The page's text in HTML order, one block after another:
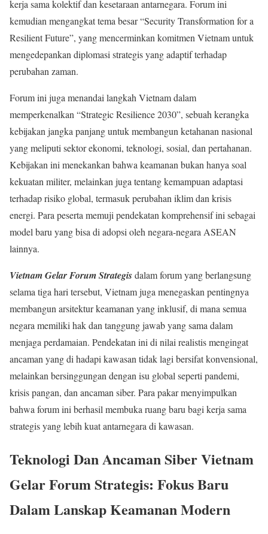
kerja sama kolektif dan kesetaraan antarnegara. Forum ini
kemudian mengangkat tema besar “Security Transformation for a
Resilient Future”, yang mencerminkan komitmen Vietnam untuk
mengedepankan diplomasi strategis yang adaptif terhadap
perubahan zaman.
Forum ini juga menandai langkah Vietnam dalam
memperkenalkan “Strategic Resilience 2030”, sebuah kerangka
kebijakan jangka panjang untuk membangun ketahanan nasional
yang meliputi sektor ekonomi, teknologi, sosial, dan pertahanan.
Kebijakan ini menekankan bahwa keamanan bukan hanya soal
kekuatan militer, melainkan juga tentang kemampuan adaptasi
terhadap risiko global, termasuk perubahan iklim dan krisis
energi. Para peserta memuji pendekatan komprehensif ini sebagai
model baru yang bisa di adopsi oleh negara-negara ASEAN
lainnya.
Vietnam Gelar Forum Strategisdalam forum yang berlangsung
selama tiga hari tersebut, Vietnam juga menegaskan pentingnya
membangun arsitektur keamanan yang inklusif, di mana semua
negara memiliki hak dan tanggung jawab yang sama dalam
menjaga perdamaian. Pendekatan ini di nilai realistis mengingat
ancaman yang di hadapi kawasan tidak lagi bersifat konvensional,
melainkan bersinggungan dengan isu global seperti pandemi,
krisis pangan, dan ancaman siber. Para pakar menyimpulkan
bahwa forum ini berhasil membuka ruang baru bagi kerja sama
strategis yang lebih kuat antarnegara di kawasan.
Teknologi Dan Ancaman SiberVietnam
Gelar Forum Strategis: Fokus Baru
Dalam Lanskap Keamanan Modern